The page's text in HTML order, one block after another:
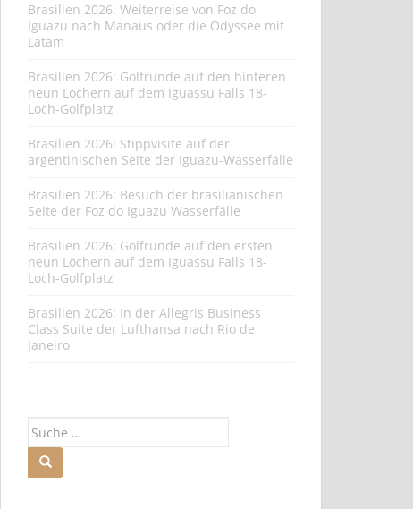
Brasilien 2026: Weiterreise von Foz do
Iguazu nach Manaus oder die Odyssee mit
Latam
Brasilien 2026: Golfrunde auf den hinteren
neun Löchern auf dem Iguassu Falls 18-
Loch-Golfplatz
Brasilien 2026: Stippvisite auf der
argentinischen Seite der Iguazu-Wasserfälle
Brasilien 2026: Besuch der brasilianischen
Seite der Foz do Iguazu Wasserfälle
Brasilien 2026: Golfrunde auf den ersten
neun Löchern auf dem Iguassu Falls 18-
Loch-Golfplatz
Brasilien 2026: In der Allegris Business
Class Suite der Lufthansa nach Rio de
Janeiro